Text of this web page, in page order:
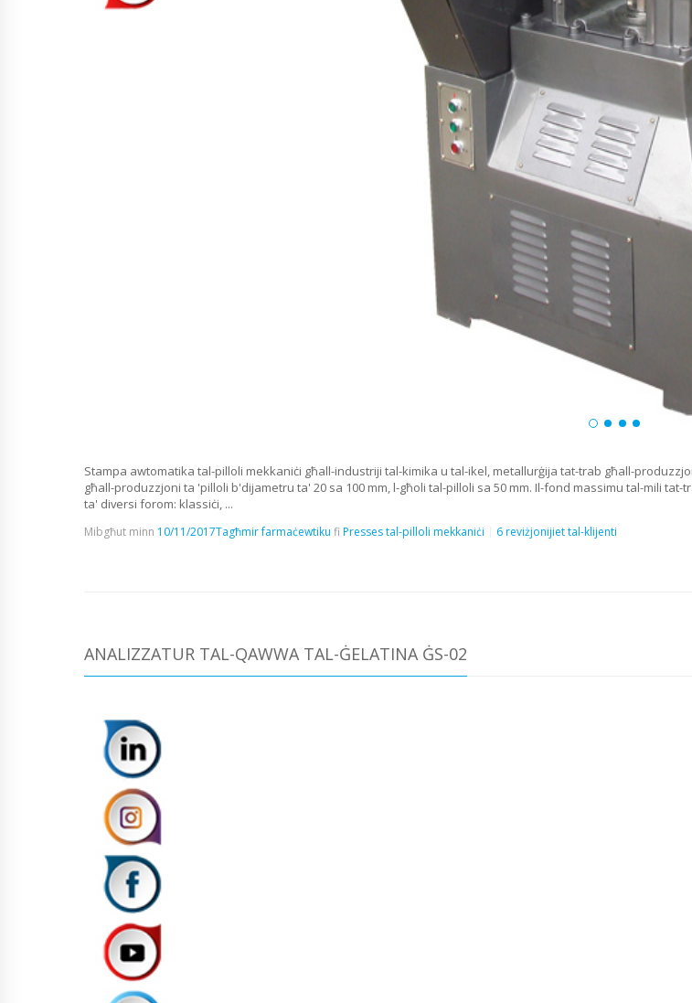
Stampa awtomatika tal-pilloli mekkaniċi għall-industriji tal-kimika u tal-ikel, metallurġija tat-trab għall-
għall-produzzjoni ta 'pilloli b'dijametru ta' 20 sa 100 mm, l-għoli tal-pilloli sa 50 mm. Il-fond massimu tal-mili
ta' diversi forom: klassiċi, ...
Mibgħut minn 10/11/2017Tagħmir farmaċewtiku fi Presses tal-pilloli mekkaniċi 6 reviżjonijiet tal-klijenti
ANALIZZATUR TAL-QAWWA TAL-ĠELATINA ĠS-02